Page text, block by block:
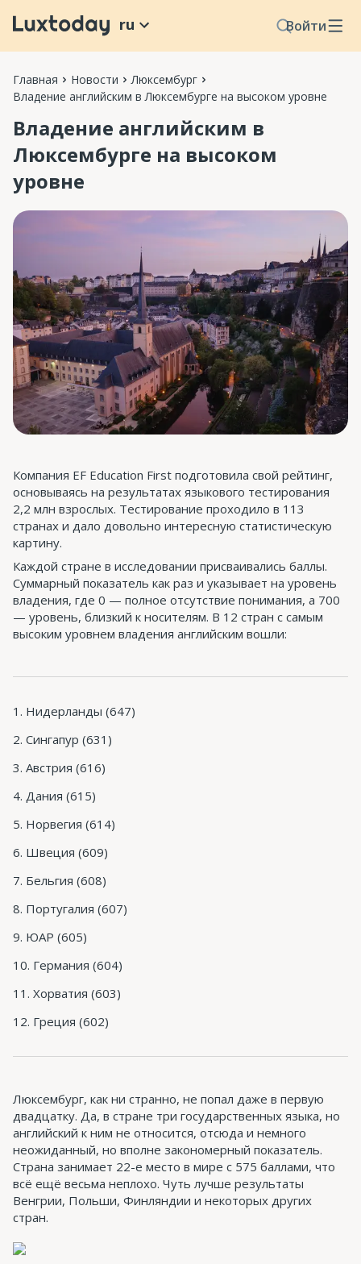
Войти
ru
Главная Новости
Люксембург
Владение английским в Люксембурге на высоком уровне
Владение английским в
Люксембурге на высоком
уровне
Компания EF Education First подготовила свой рейтинг,
основываясь на результатах языкового тестирования
2,2 млн взрослых. Тестирование проходило в 113
странах и дало довольно интересную статистическую
картину.
Каждой стране в исследовании присваивались баллы.
Суммарный показатель как раз и указывает на уровень
владения, где 0 — полное отсутствие понимания, а 700
— уровень, близкий к носителям. В 12 стран с самым
высоким уровнем владения английским вошли:
Нидерланды (647)
Сингапур (631)
Австрия (616)
Дания (615)
Норвегия (614)
Швеция (609)
Бельгия (608)
Португалия (607)
ЮАР (605)
Германия (604)
Хорватия (603)
Греция (602)
Люксембург, как ни странно, не попал даже в первую
двадцатку. Да, в стране три государственных языка, но
английский к ним не относится, отсюда и немного
неожиданный, но вполне закономерный показатель.
Страна занимает 22-е место в мире с 575 баллами, что
всё ещё весьма неплохо. Чуть лучше результаты
Венгрии, Польши, Финляндии и некоторых других
стран.